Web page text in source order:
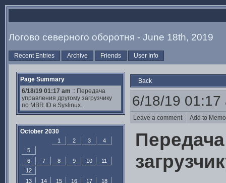
Логово северного оборотня - June 18th, 2019
Recent Entries Archive Friends User Info
Page Summary
6/18/19 01:17 am :: Передача
управления другому загрузчику
по MBR ID в Syslinux.
October 2030
1 2 3
4
5
6
7 8 9 10
11
12
13
14 15 16 17
18
Back
6/18/19 01:17
Leave a comment Add to